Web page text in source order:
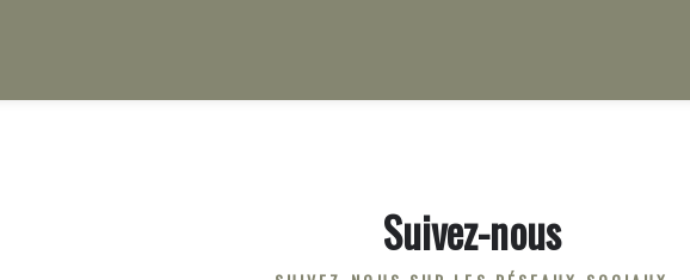
Suivez-nous